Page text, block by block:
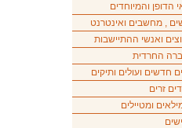
הדופן והמיוחדים
, מחשבים ואינטרנט
ואנשי ההתיישבות
החרדית
חדשים ועולים ותיקים
זרים
ומטיילים